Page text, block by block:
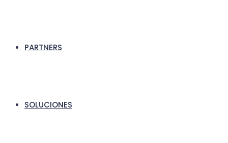
PARTNERS
SOLUCIONES